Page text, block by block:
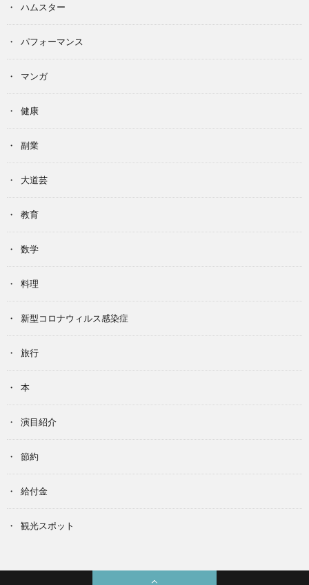
ハムスター
パフォーマンス
マンガ
健康
副業
大道芸
教育
数学
料理
新型コロナウィルス感染症
旅行
本
演目紹介
節約
給付金
観光スポット